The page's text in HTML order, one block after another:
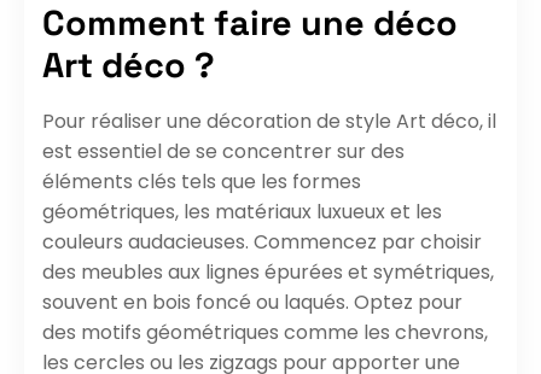
Comment faire une déco
Art déco ?
Pour réaliser une décoration de style Art déco, il
est essentiel de se concentrer sur des
éléments clés tels que les formes
géométriques, les matériaux luxueux et les
couleurs audacieuses. Commencez par choisir
des meubles aux lignes épurées et symétriques,
souvent en bois foncé ou laqués. Optez pour
des motifs géométriques comme les chevrons,
les cercles ou les zigzags pour apporter une